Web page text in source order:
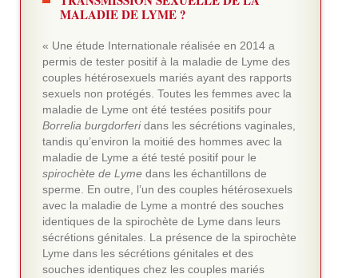
MALADIE DE LYME ?
« Une étude Internationale réalisée en 2014 a
permis de tester positif à la maladie de Lyme des
couples hétérosexuels mariés ayant des rapports
sexuels non protégés. Toutes les femmes avec la
maladie de Lyme ont été testées positifs pour
Borrelia burgdorferidans les sécrétions vaginales,
tandis qu’environ la moitié des hommes avec la
maladie de Lyme a été testé positif pour le
spirochète de Lyme dans les échantillons de
sperme. En outre, l’un des couples hétérosexuels
avec la maladie de Lyme a montré des souches
identiques de la spirochète de Lyme dans leurs
sécrétions génitales. La présence de la spirochète
Lyme dans les sécrétions génitales et des
souches identiques chez les couples mariés